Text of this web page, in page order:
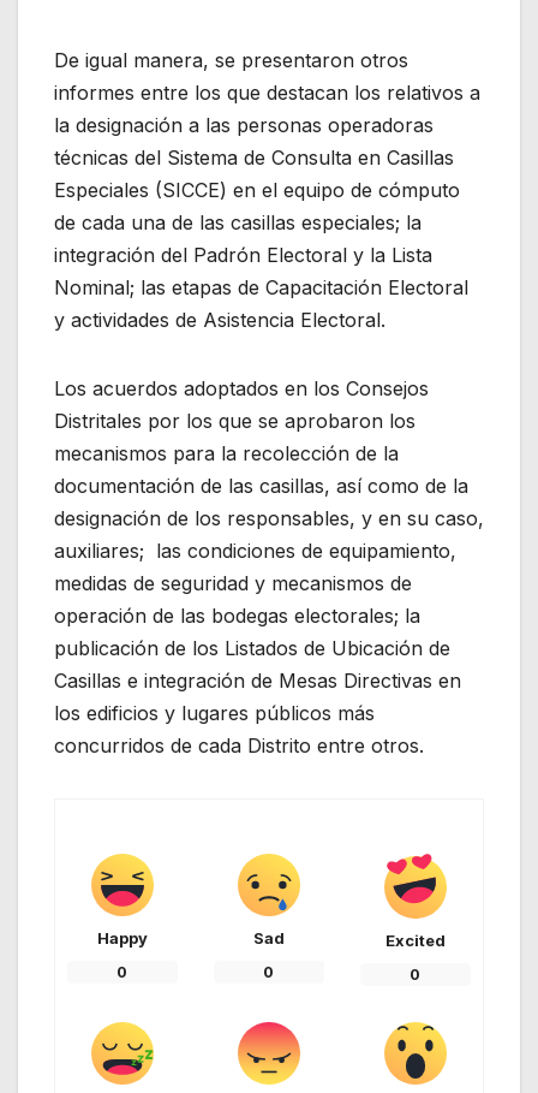
De igual manera, se presentaron otros
informes entre los que destacan los relativos a
la designación a las personas operadoras
técnicas del Sistema de Consulta en Casillas
Especiales (SICCE) en el equipo de cómputo
de cada una de las casillas especiales; la
integración del Padrón Electoral y la Lista
Nominal; las etapas de Capacitación Electoral
y actividades de Asistencia Electoral.
Los acuerdos adoptados en los Consejos
Distritales por los que se aprobaron los
mecanismos para la recolección de la
documentación de las casillas, así como de la
designación de los responsables, y en su caso,
auxiliares; las condiciones de equipamiento,
medidas de seguridad y mecanismos de
operación de las bodegas electorales; la
publicación de los Listados de Ubicación de
Casillas e integración de Mesas Directivas en
los edificios y lugares públicos más
concurridos de cada Distrito entre otros.
Happy
0
Sad
0
Excited
0